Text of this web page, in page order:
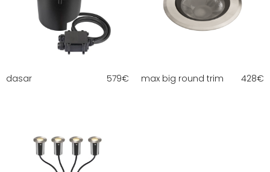
dasar 579€ max big round trim 428€